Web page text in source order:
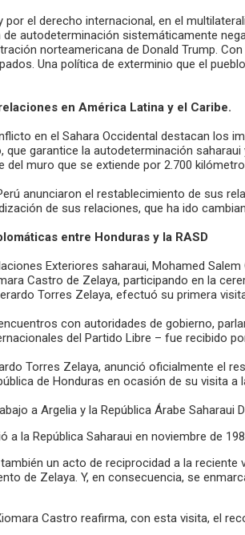
el derecho internacional, en el
autodeterminación sistemáticamente
norteamericana de Donald Trump.
Una política de exterminio que el
en América Latina y el Caribe.
en el Sahara Occidental destacan los
garantice la autodeterminación
del muro que se extiende por 2.700
anunciaron el restablecimiento de sus
de sus relaciones, que ha ido
entre Honduras y la RASD
Exteriores saharaui, Mohamed
Castro de Zelaya, participando en la
Torres Zelaya, efectuó su primera
con autoridades de gobierno,
del Partido Libre – fue recibido
Torres Zelaya, anunció oficialmente el
de Honduras en ocasión de su visita
a Argelia y la República Árabe
a la República Saharaui en noviembre de
un acto de reciprocidad a la
de Zelaya. Y, en consecuencia, se
Castro reafirma, con esta visita, el